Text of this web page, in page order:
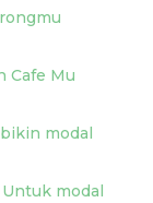
Cafe Mu
modal
modal